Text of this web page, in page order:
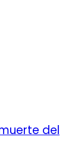
del